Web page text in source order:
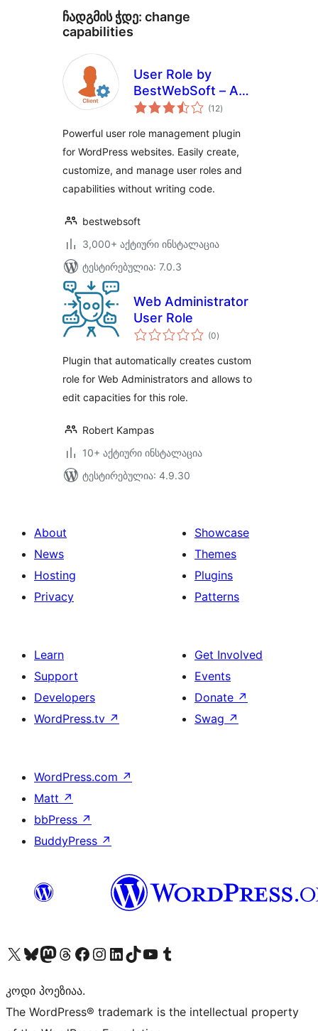
ჩადგმის ჭდე: change
capabilities
User Role by
BestWebSoft – Add
and Customize
Capabilities in
WordPress
(12საერთო
რეიტინგი
)
Powerful user role management plugin
for WordPress websites. Easily create,
customize, and manage user roles and
capabilities without writing code.
bestwebsoft
3,000+ აქტიური ინსტალაცია
ტესტირებულია: 7.0.3
Web Administrator
User Role
(0საერთო
რეიტინგი
)
Plugin that automatically creates custom
role for Web Administrators and allows to
edit capacities for this role.
Robert Kampas
10+ აქტიური ინსტალაცია
ტესტირებულია: 4.9.30
About
News
Hosting
Privacy
Showcase
Themes
Plugins
Patterns
Learn
Support
Developers
WordPress.tv ↗
Get Involved
Events
Donate ↗
Swag ↗
WordPress.com ↗
Matt ↗
bbPress ↗
BuddyPress ↗
Visit our X (formerly Twitter) account
Visit our Bluesky account
Visit our Mastodon account
Visit our Threads account
Visit our Facebook page
Visit our Instagram account
Visit our LinkedIn account
Visit our TikTok account
Visit our YouTube channel
Visit our Tumblr account
კოდი პოეზიაა.
The WordPress® trademark is the intellectual property